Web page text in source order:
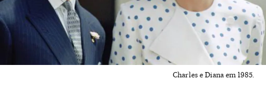
Charles e Diana em 1985.